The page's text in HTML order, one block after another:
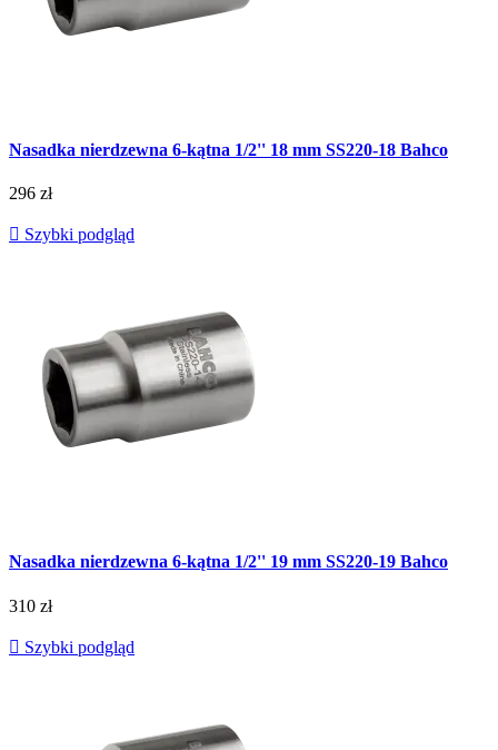
Nasadka nierdzewna 6-kątna 1/2'' 18 mm SS220-18 Bahco
296 zł
 Szybki podgląd
Nasadka nierdzewna 6-kątna 1/2'' 19 mm SS220-19 Bahco
310 zł
 Szybki podgląd